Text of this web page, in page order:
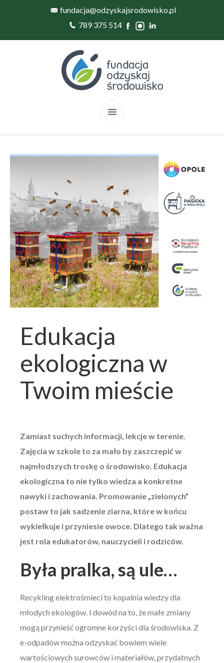
fundacja@odzyskajsrodowisko.pl
789 375 514
Edukacja
ekologiczna w
Twoim mieście
Zamiast suchych informacji, lekcje w terenie.
Zajęcia w szkole to za mało by zaszczepić w
najmłodszych troskę o środowisko. Edukacja
ekologiczna to nie tylko wiedza a konkretne
nawyki i zachowania. Promowanie „zielonych”
postaw to jak sadzenie ziarna, które w końcu
wykiełkuje i przyniesie owoce. Dlatego tak ważna
jest rola edukatorów, nauczycieli i rodziców.
Była pralka, są ule…
Recykling elektrośmieci to kopalnia wiedzy dla
młodych ekologów. I dowód na to, że małe zmiany
mogą przynieść ogromne korzyści dla środowiska. Z
e-odpadów można odzyskać bowiem wiele
wartościowych surowców i materiałów, przydatnych